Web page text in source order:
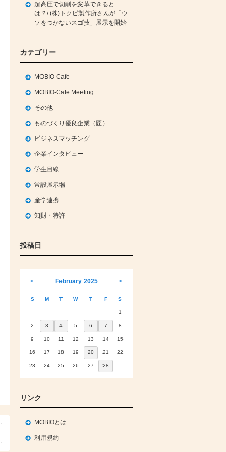
超高圧で切削を変革できると
は？/ (株)トクピ製作所さんが「ウ
ソをつかないスゴ技」展示を開始
カテゴリー
MOBIO-Cafe
MOBIO-Cafe Meeting
その他
ものづくり優良企業（匠）
ビジネスマッチング
企業インタビュー
学生目線
常設展示場
産学連携
知財・特許
投稿日
< February 2025 >
S M T W T F S
1
2 3 4 5 6 7 8
9 10 11 12 13 14 15
16 17 18 19 20 21 22
23 24 25 26 27 28
リンク
MOBIOとは
利用規約